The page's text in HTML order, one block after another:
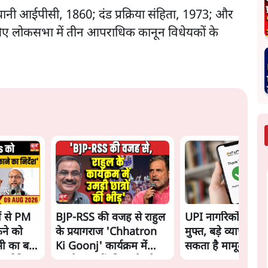
आईपीसी, 1860; दंड प्रक्रिया संहिता, 1973; और
लोकसभा में तीन आपराधिक कानून विधेयकों के
से PM
को
का बड़ा
BJP-RSS की वजह से राहुल
के प्रयागराज 'Chhatron
Ki Goonj' कार्यक्रम में
UPI नागरिकों के
मुफ्त, बड़े
सकता है मामूली